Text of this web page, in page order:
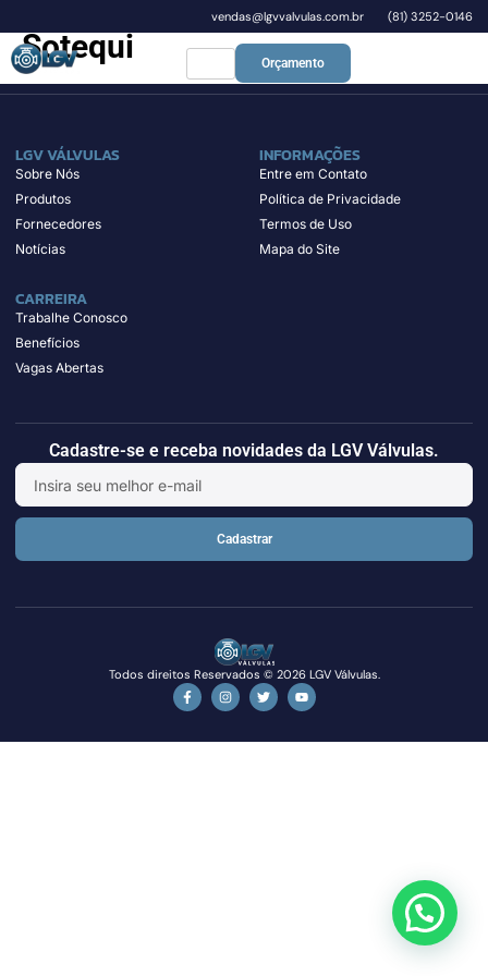
vendas@lgvvalvulas.com.br (81) 3252-0146
Orçamento
Sotequi
LGV VÁLVULAS
Sobre Nós
Produtos
Fornecedores
Notícias
INFORMAÇÕES
Entre em Contato
Política de Privacidade
Termos de Uso
Mapa do Site
CARREIRA
Trabalhe Conosco
Benefícios
Vagas Abertas
Cadastre-se e receba novidades da LGV Válvulas.
Cadastrar
Todos direitos Reservados © 2026 LGV Válvulas.